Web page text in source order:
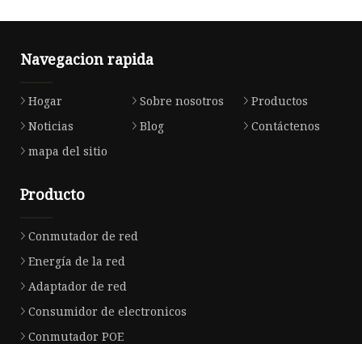
Navegacion rapida
Hogar Sobre nosotros
Productos
Noticias
Blog
Contáctenos
mapa del sitio
Producto
Conmutador de red
Energía de la red
Adaptador de red
Consumidor de electronicos
Conmutador POE